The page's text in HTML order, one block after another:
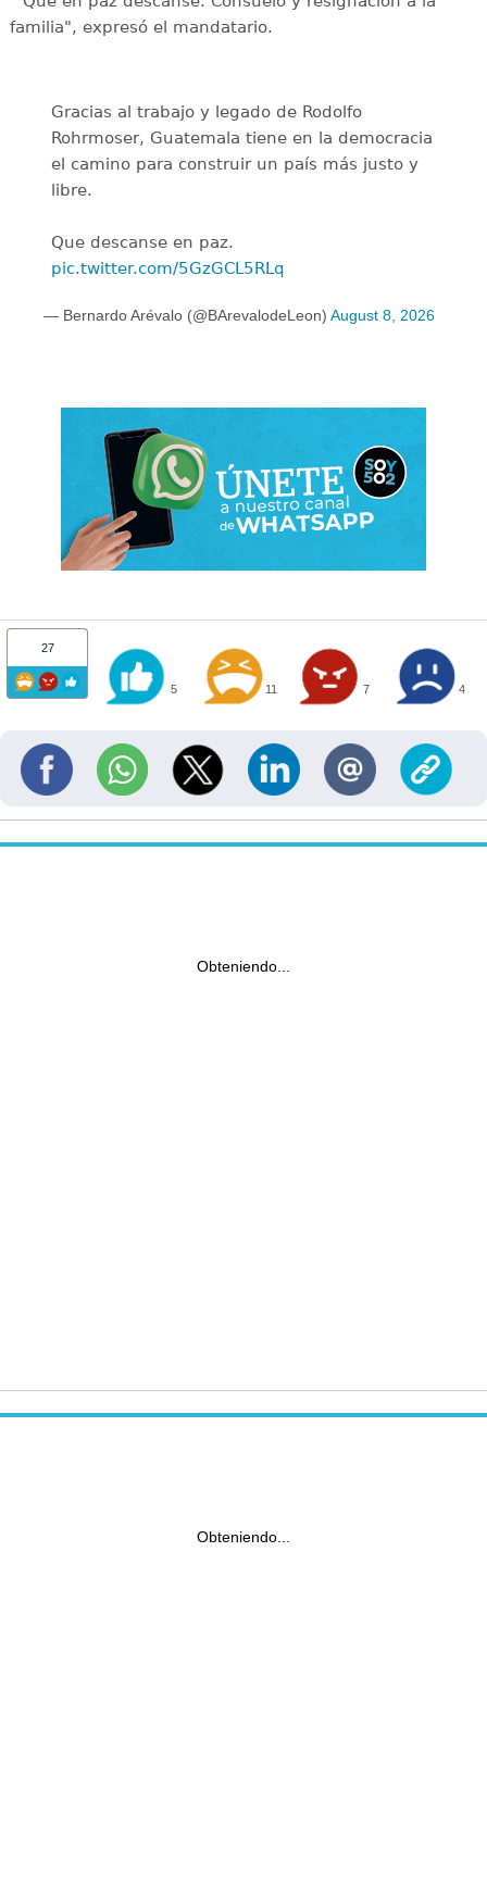
familia", expresó el mandatario.
Gracias al trabajo y legado de Rodolfo
Rohrmoser, Guatemala tiene en la democracia
el camino para construir un país más justo y
libre.
Que descanse en paz.
pic.twitter.com/5GzGCL5RLq
— Bernardo Arévalo (@BArevalodeLeon) August 8, 2026
27
5 11 7 4
Obteniendo...
Obteniendo...